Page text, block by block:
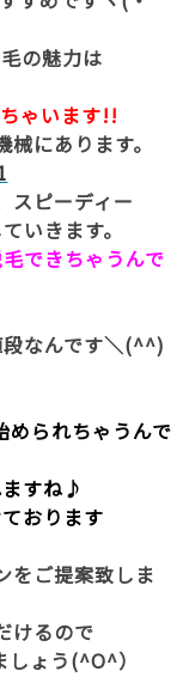
の魅力は
ゃいます!!
にあります。
スピーディー
いきます。
できちゃうんで
なんです＼(^^)
られちゃうんで
すね♪
おります
をご提案致しま
けるので
ょう(^O^）